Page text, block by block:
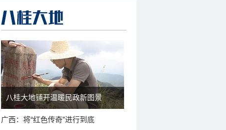
八桂大地铺开温暖民政新图景
广西：将“红色传奇”进行到底